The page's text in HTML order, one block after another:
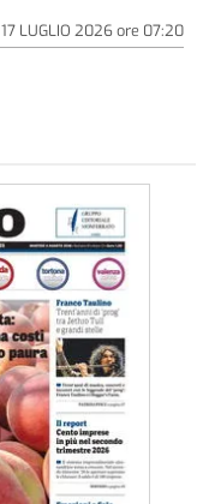
17 LUGLIO 2026ore 07:20